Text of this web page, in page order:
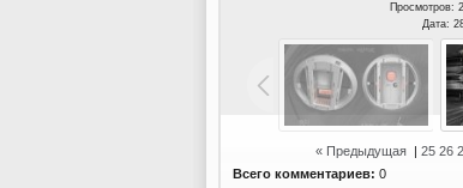
Просмотров:
Дата:
« Предыдущая | 25 26
Всего комментариев: 0